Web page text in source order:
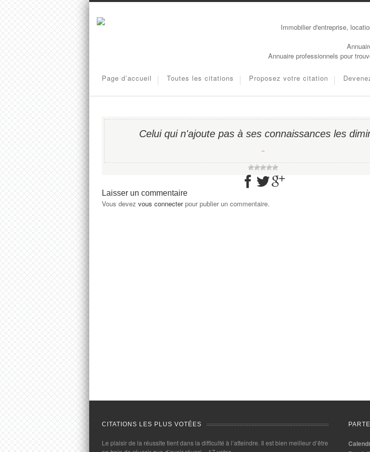
Immobilier d'entreprise,
Annuaire professionnels pour
Page d’accueil Toutes les citations Proposez votre citation
Celui qui n'ajoute pas à ses connaissances les
−
Laisser un commentaire
Vous devez vous connecterpour publier un commentaire.
CITATIONS LES PLUS VOTÉES
Le plaisir de la réussite tient dans la difficulté à l’atteindre. Il est bien meilleur d’être